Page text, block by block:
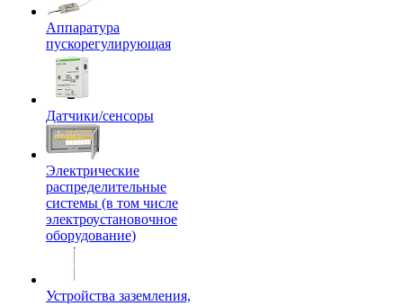
Аппаратура
пускорегулирующая
Датчики/сенсоры
Электрические
распределительные
системы (в том числе
электроустановочное
оборудование)
Устройства заземления,